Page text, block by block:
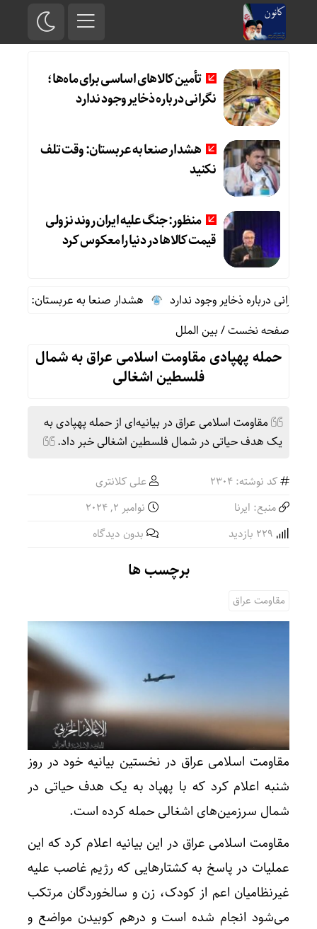
تأمین کالاهای اساسی برای ماه‌ها؛
نگرانی درباره ذخایر وجود ندارد
هشدار صنعا به عربستان: وقت تلف
نکنید
منظور: جنگ علیه ایران روند نزولی
قیمت کالاها در دنیا را معکوس کرد
درباره ذخایر وجود ندارد
هشدار صنعا به عربستان: وقت
صفحه نخست/بین الملل
حمله پهپادی مقاومت اسلامی عراق به شمال
فلسطین اشغالی
مقاومت اسلامی عراق در بیانیه‌ای از حمله پهپادی به
یک هدف حیاتی در شمال فلسطین اشغالی خبر داد.
کد نوشته: 2304
علی کلانتری
منبع: ایرنا
نوامبر 2, 2024
بدون دیدگاه
برچسب ها
مقاومت عراق
مقاومت اسلامی عراق در نخستین بیانیه خود در روز
شنبه اعلام کرد که با پهپاد به یک هدف حیاتی در
شمال سرزمین‌های اشغالی حمله کرده است.
مقاومت اسلامی عراق در این بیانیه اعلام کرد که این
عملیات در پاسخ به کشتارهایی که رژیم غاصب علیه
غیرنظامیان اعم از کودک، زن و سالخوردگان مرتکب
می‌شود انجام شده است و درهم کوبیدن مواضع و